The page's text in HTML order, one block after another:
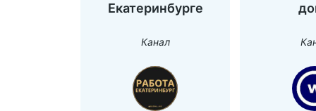
и
По
По
Екатеринбурге
Канал